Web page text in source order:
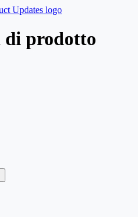
di prodotto